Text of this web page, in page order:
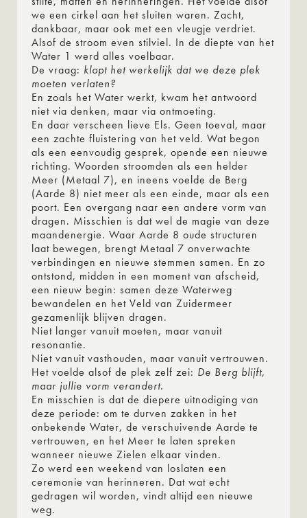
we een cirkel aan het sluiten waren. Zacht,
dankbaar, maar ook met een vleugje verdriet.
Alsof de stroom even stilviel. In de diepte van het
Water 1 werd alles voelbaar.
De vraag: klopt het werkelijk dat we deze plek
moeten verlaten?
En zoals het Water werkt, kwam het antwoord
niet via denken, maar via ontmoeting.
En daar verscheen lieve Els. Geen toeval, maar
een zachte fluistering van het veld. Wat begon
als een eenvoudig gesprek, opende een nieuwe
richting. Woorden stroomden als een helder
Meer (Metaal 7), en ineens voelde de Berg
(Aarde 8) niet meer als een einde, maar als een
poort. Een overgang naar een andere vorm van
dragen. Misschien is dat wel de magie van deze
maandenergie. Waar Aarde 8 oude structuren
laat bewegen, brengt Metaal 7 onverwachte
verbindingen en nieuwe stemmen samen. En zo
ontstond, midden in een moment van afscheid,
een nieuw begin: samen deze Waterweg
bewandelen en het Veld van Zuidermeer
gezamenlijk blijven dragen.
Niet langer vanuit moeten, maar vanuit
resonantie.
Niet vanuit vasthouden, maar vanuit vertrouwen.
Het voelde alsof de plek zelf zei: De Berg blijft,
maar jullie vorm verandert.
En misschien is dat de diepere uitnodiging van
deze periode: om te durven zakken in het
onbekende Water, de verschuivende Aarde te
vertrouwen, en het Meer te laten spreken
wanneer nieuwe Zielen elkaar vinden.
Zo werd een weekend van loslaten een
ceremonie van herinneren. Dat wat echt
gedragen wil worden, vindt altijd een nieuwe
weg.